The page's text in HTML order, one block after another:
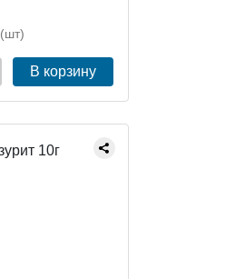
(шт)
В корзину